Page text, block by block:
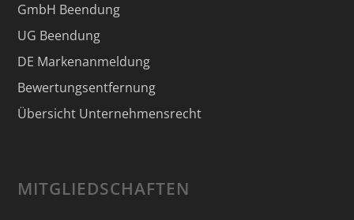
GmbH Beendung
UG Beendung
DE Markenanmeldung
Bewertungsentfernung
Übersicht Unternehmensrecht
MITGLIEDSCHAFTEN